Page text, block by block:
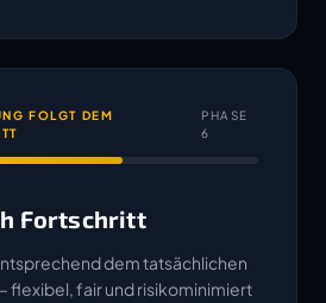
FOLGT DEM
PHASE
6
Fortschritt
dem tatsächlichen
flexibel, fair und risikominimiert